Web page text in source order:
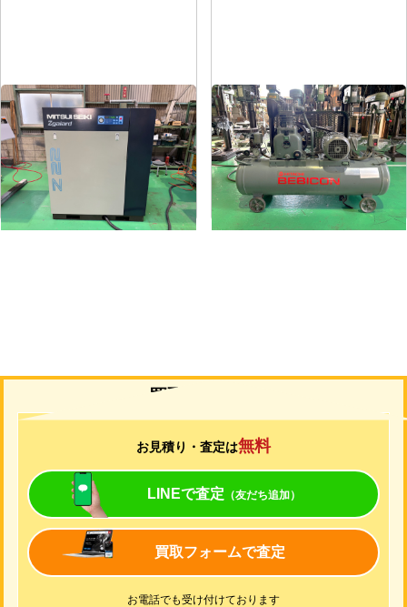
コンプレッサー
メーカー 三井精機
形 Z226AS3-R
年
コンプレッサー
メーカー 日立
形 式1.5P-9.5V6
式1988
買取について
お見積り・査定は無料
LINEで査定 （友だち追加）
買取フォームで査定
お電話でも受け付けております